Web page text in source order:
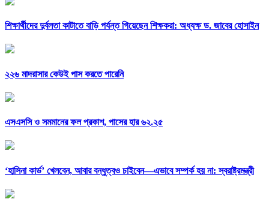
শিক্ষার্থীদের দুর্বলতা কাটাতে বাড়ি পর্যন্ত গিয়েছেন শিক্ষকরা: অধ্যক্ষ ড. জাবের হোসাইন
২২৬ মাদরাসার কেউই পাস করতে পারেনি
এসএসসি ও সমমানের ফল প্রকাশ, পাসের হার ৬২.২৫
‘হাসিনা কার্ড’ খেলবেন, আবার বন্ধুত্বও চাইবেন—এভাবে সম্পর্ক হয় না: স্বরাষ্ট্রমন্ত্রী